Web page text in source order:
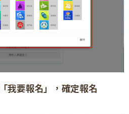
我要報名」，確定報名